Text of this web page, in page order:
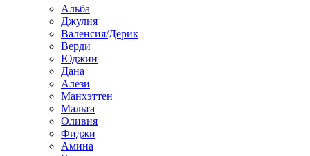
Альба
Джулия
Валенсия/Дерик
Верди
Юджин
Дана
Алези
Манхэттен
Мальта
Оливия
Фиджи
Амина